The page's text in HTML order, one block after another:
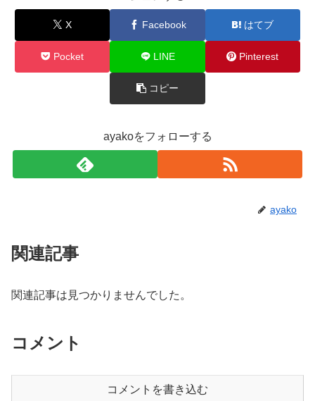
X Facebook はてブ
Pocket LINE Pinterest
コピー
ayakoをフォローする
ayako
関連記事
関連記事は見つかりませんでした。
コメント
コメントを書き込む